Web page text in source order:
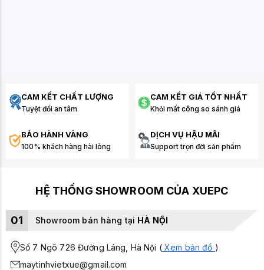
CAM KẾT CHẤT LƯỢNG
Tuyệt đối an tâm
CAM KẾT GIÁ TỐT NHẤT
Khỏi mất công so sánh giá
BẢO HÀNH VÀNG
100% khách hàng hài lòng
DỊCH VỤ HẬU MÃI
Support trọn đời sản phẩm
HỆ THỐNG SHOWROOM CỦA XUEPC
01 Showroom bán hàng tại HÀ NỘI
Số 7 Ngõ 726 Đường Láng, Hà Nội (Xem bản đồ )
maytinhvietxue@gmail.com